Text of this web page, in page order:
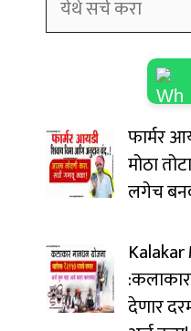
फार्मर
मोठा
लगेच
देणार